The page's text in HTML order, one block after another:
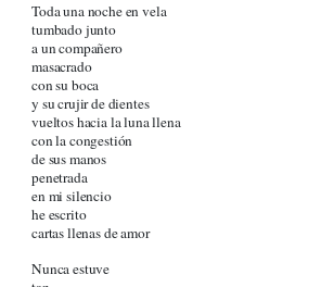
Toda una noche en vela
tumbado junto
a un compañero
masacrado
con su boca
y su crujir de dientes
vueltos hacia la luna llena
con la congestión
de sus manos
penetrada
en mi silencio
he escrito
cartas llenas de amor
Nunca estuve